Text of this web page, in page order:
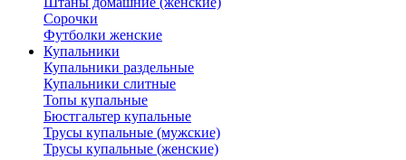
Сорочки
Футболки женские
Купальники
Купальники раздельные
Купальники слитные
Топы купальные
Бюстгальтер купальные
Трусы купальные (мужские)
Трусы купальные (женские)